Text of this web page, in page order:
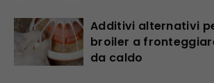
Additivi alternativi
broiler a
da caldo